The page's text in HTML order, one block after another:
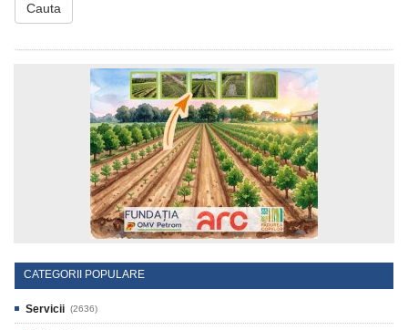
Cauta
CATEGORII POPULARE
Servicii (2636)